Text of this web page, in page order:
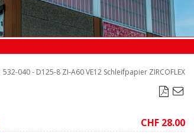
532-040 - D125-8 ZI-A60 VE12 Schleifpapier ZIRCOFLEX

CHF 28.00